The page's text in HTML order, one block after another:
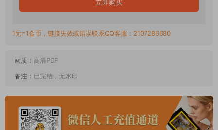
立即购买
1元=1金币，链接失效或错误联系QQ客服：2107286680
画质： 高清PDF
备注： 已完结，无水印